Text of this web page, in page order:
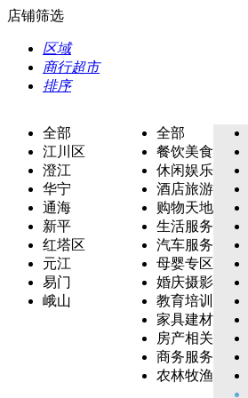
店铺筛选
区域
商行超市
排序
全部
江川区
澄江
华宁
通海
新平
红塔区
元江
易门
峨山
全部
餐饮美食
休闲娱乐
酒店旅游
购物天地
生活服务
汽车服务
母婴专区
婚庆摄影
教育培训
家具建材
房产相关
商务服务
农林牧渔